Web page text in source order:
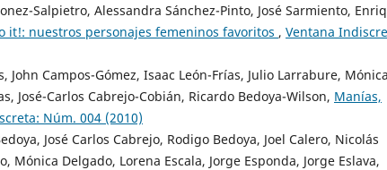
Salpietro, Alessandra Sánchez-Pinto, José Sarmiento,
it!: nuestros personajes femeninos favoritos , Ventana
Campos-Gómez, Isaac León-Frías, Julio Larrabure, Mónica
José-Carlos Cabrejo-Cobián, Ricardo Bedoya-Wilson, Manías,
Núm. 004 (2010)
José Carlos Cabrejo, Rodigo Bedoya, Joel Calero, Nicolás
Mónica Delgado, Lorena Escala, Jorge Esponda, Jorge Eslava,